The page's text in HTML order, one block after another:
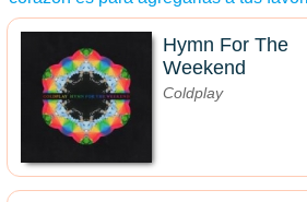
Hymn For The
Weekend
Coldplay